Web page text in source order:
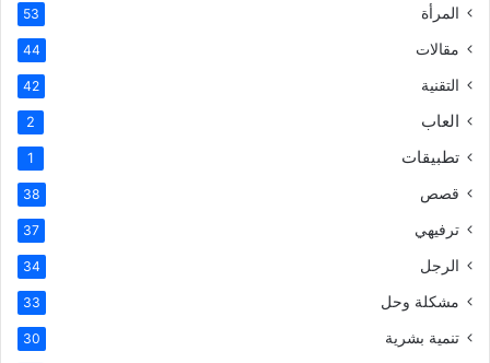
المرأة 53
مقالات 44
التقنية 42
العاب 2
تطبيقات 1
قصص 38
ترفيهي 37
الرجل 34
مشكلة وحل 33
تنمية بشرية 30